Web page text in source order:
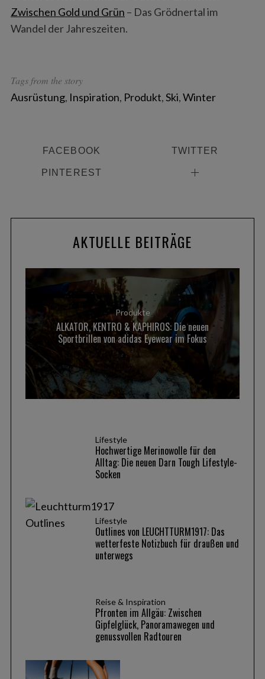
Zwischen Gold und Grün – Das Grödnertal im
Wandel der Jahreszeiten.
Tags from the story
Ausrüstung, Inspiration, Produkt,Ski,Winter
FACEBOOK TWITTER
PINTEREST
AKTUELLE BEITRÄGE
Produkte
ALKATOR, KENTRO & KAPHIROS: Die neuen
Sportbrillen von adidas Eyewear im Fokus
Lifestyle
Hochwertige Merinowolle für den
Alltag: Die neuen Darn Tough Lifestyle-
Socken
Lifestyle
Outlines von LEUCHTTURM1917: Das
wetterfeste Notizbuch für draußen und
unterwegs
Reise & Inspiration
Pfronten im Allgäu: Zwischen
Gipfelglück, Panoramawegen und
genussvollen Radtouren